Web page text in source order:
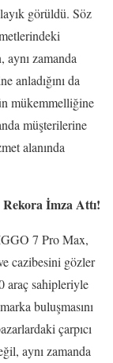
görüldü. Söz
aynı zamanda
anladığını da
mükemmelliğine
müşterilerine
alanında
İmza Attı!
7 Pro Max,
cazibesini gözler
araç sahipleriyle
buluşmasını
çarpıcı
aynı zamanda